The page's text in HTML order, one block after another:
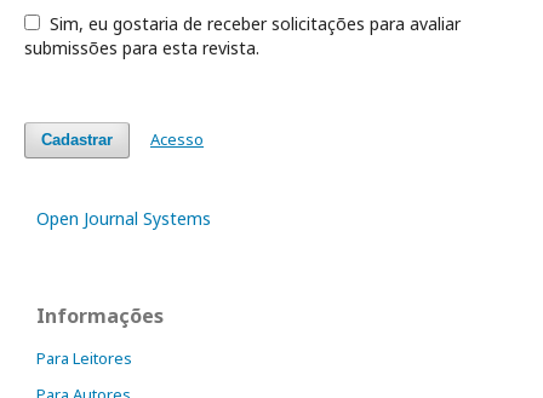
submissões para esta revista.
Cadastrar Acesso
Open Journal Systems
Informações
Para Leitores